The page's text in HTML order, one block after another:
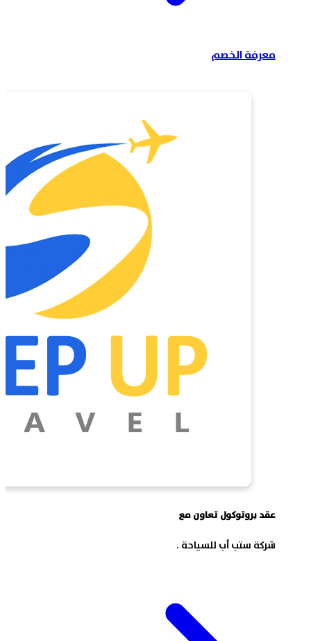
معرفة الخصم
عقد بروتوكول تعاون مع
شركة ستب أب للسياحة .